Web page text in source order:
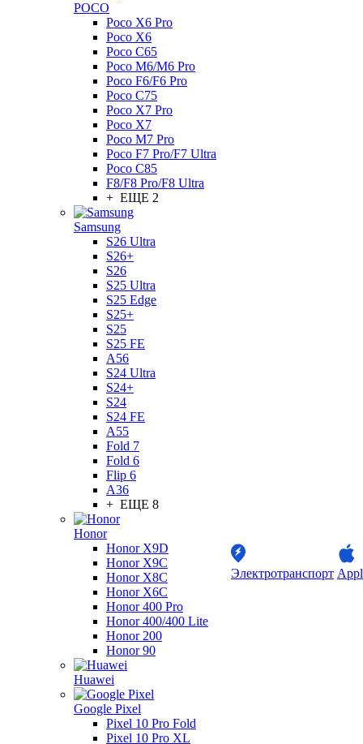
POCO
Poco X6 Pro
Poco X6
Poco C65
Poco M6/M6 Pro
Poco F6/F6 Pro
Poco C75
Poco X7 Pro
Poco X7
Poco M7 Pro
Poco F7 Pro/F7 Ultra
Poco C85
F8/F8 Pro/F8 Ultra
+ ЕЩЕ 2
Samsung
S26 Ultra
S26+
S26
S25 Ultra
S25 Edge
S25+
S25
S25 FE
A56
S24 Ultra
S24+
S24
S24 FE
A55
Fold 7
Fold 6
Flip 6
A36
+ ЕЩЕ 8
Honor
Honor X9D
Honor X9C
Honor X8C
Honor X6C
Honor 400 Pro
Honor 400/400 Lite
Honor 200
Honor 90
Huawei
Google Pixel
Pixel 10 Pro Fold
Pixel 10 Pro XL
Электротранспорт